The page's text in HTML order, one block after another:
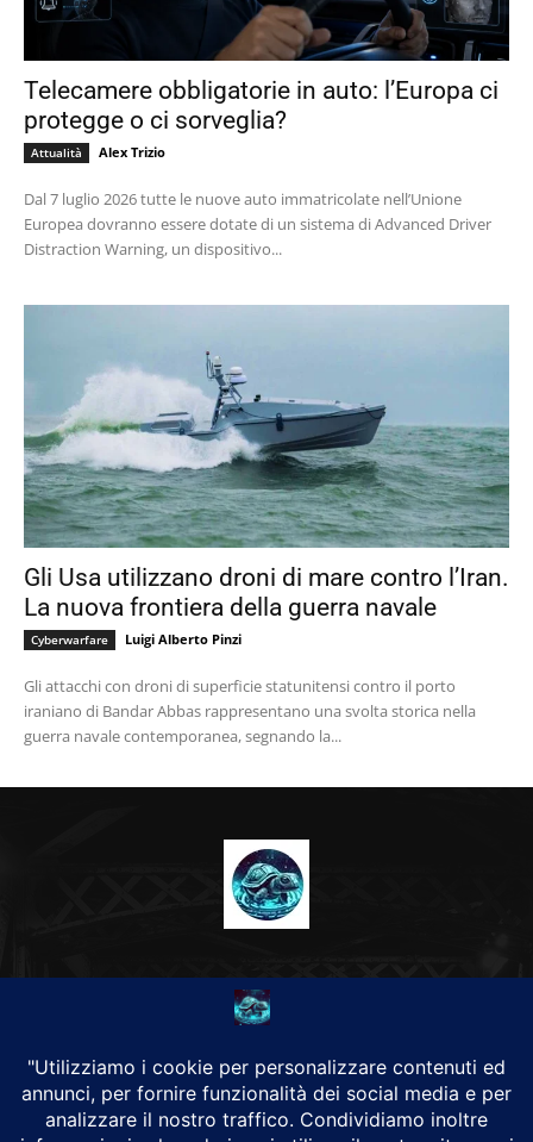
Telecamere obbligatorie in auto: l’Europa ci
protegge o ci sorveglia?
Attualità Alex Trizio
Dal 7 luglio 2026 tutte le nuove auto immatricolate nell’Unione
Europea dovranno essere dotate di un sistema di Advanced Driver
Distraction Warning, un dispositivo...
Gli Usa utilizzano droni di mare contro l’Iran.
La nuova frontiera della guerra navale
Cyberwarfare Luigi Alberto Pinzi
Gli attacchi con droni di superficie statunitensi contro il porto
iraniano di Bandar Abbas rappresentano una svolta storica nella
guerra navale contemporanea, segnando la...
CHI SIAMO
Alground Geopolitica e Cyberwarfare.
Da una idea di Brunilde Trizio